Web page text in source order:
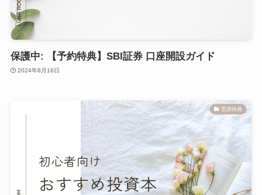
保護中: 【予約特典】SBI証券 口座開設ガイド
2024年8月16日
受講特典